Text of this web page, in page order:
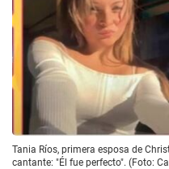
Tania Ríos, primera esposa de
cantante: "Él fue perfecto". (Foto: